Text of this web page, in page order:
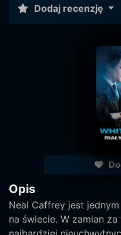
Dodaj recenzję
Opis
Neal Caffrey jest
na świecie. W zamian